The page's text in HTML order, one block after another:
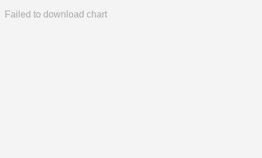
Failed to download chart